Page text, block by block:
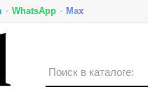
· WhatsApp · Max
C NAK